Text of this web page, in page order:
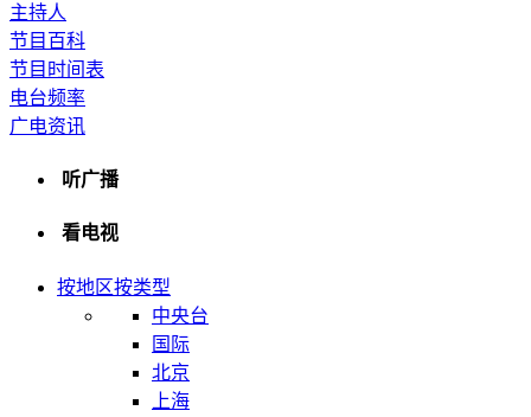
主持人
节目百科
节目时间表
电台频率
广电资讯
听广播
看电视
按地区按类型
中央台
国际
北京
上海